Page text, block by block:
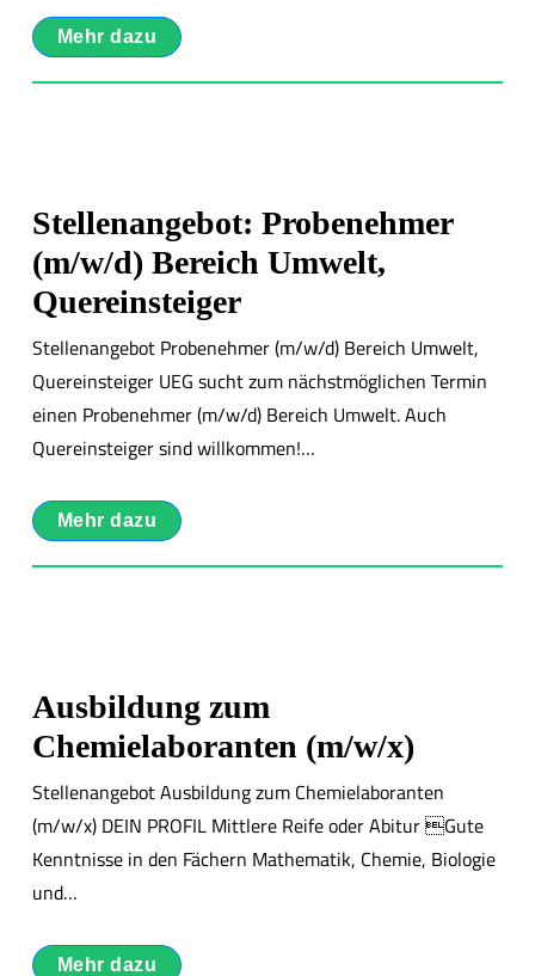
Mehr dazu
Stellenangebot: Probenehmer
(m/w/d) Bereich Umwelt,
Quereinsteiger
Stellenangebot Probenehmer (m/w/d) Bereich Umwelt,
Quereinsteiger UEG sucht zum nächstmöglichen Termin
einen Probenehmer (m/w/d) Bereich Umwelt. Auch
Quereinsteiger sind willkommen!…
Mehr dazu
Ausbildung zum
Chemielaboranten (m/w/x)
Stellenangebot Ausbildung zum Chemielaboranten
(m/w/x) DEIN PROFIL Mittlere Reife oder Abitur Gute
Kenntnisse in den Fächern Mathematik, Chemie, Biologie
und…
Mehr dazu